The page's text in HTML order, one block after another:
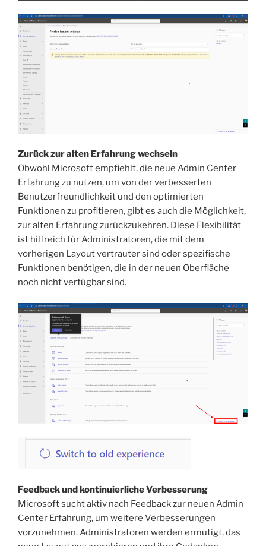
Zurück zur alten Erfahrung wechseln
Obwohl Microsoft empfiehlt, die neue Admin Center
Erfahrung zu nutzen, um von der verbesserten
Benutzerfreundlichkeit und den optimierten
Funktionen zu profitieren, gibt es auch die Möglichkeit,
zur alten Erfahrung zurückzukehren. Diese Flexibilität
ist hilfreich für Administratoren, die mit dem
vorherigen Layout vertrauter sind oder spezifische
Funktionen benötigen, die in der neuen Oberfläche
noch nicht verfügbar sind.
Feedback und kontinuierliche Verbesserung
Microsoft sucht aktiv nach Feedback zur neuen Admin
Center Erfahrung, um weitere Verbesserungen
vorzunehmen. Administratoren werden ermutigt, das